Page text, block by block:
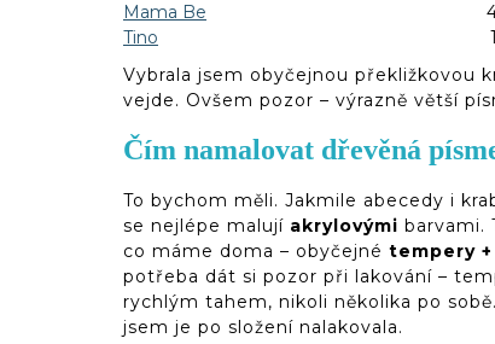
Mama Be
Tino
Vybrala jsem obyčejnou překližkovou
vejde. Ovšem pozor – výrazně větší
Čím namalovat dřevěná
To bychom měli. Jakmile abecedy i
se nejlépe malují akrylovými barvami.
co máme doma – obyčejné tempery
potřeba dát si pozor při lakování –
rychlým tahem, nikoli několika po
jsem je po složení nalakovala.